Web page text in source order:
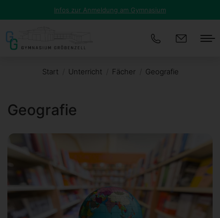
Infos zur Anmeldung am Gymnasium
Sie befinden sich hier:
Start Unterricht Fächer Geografie
Geografie